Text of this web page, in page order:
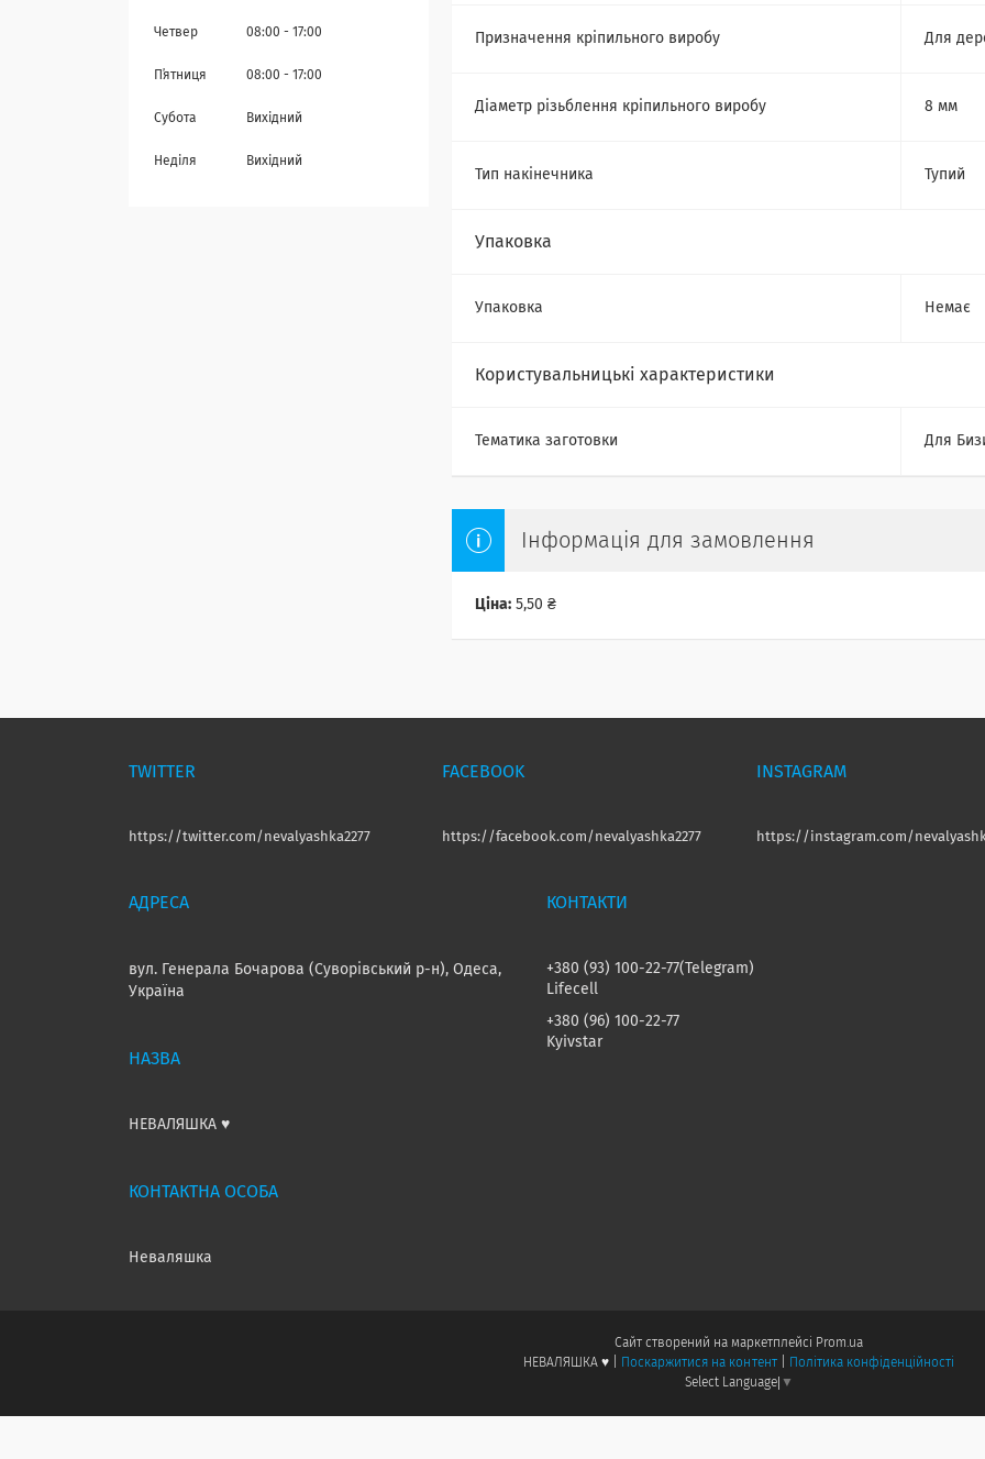
Призначення кріпильного виробу Для
Діаметр різьблення кріпильного виробу 8 мм
Тип накінечника Тупий
Упаковка
Упаковка Немає
Користувальницькі характеристики
Тематика заготовки Для
Інформація для замовлення
Ціна: 5,50 ₴
Четвер 08:00 17:00
Пʼятниця 08:00 17:00
Субота Вихідний
Неділя Вихідний
TWITTER
https://twitter.com/nevalyashka2277
FACEBOOK
https://facebook.com/nevalyashka2277
INSTAGRAM
https://instagram.com/
вул. Генерала Бочарова (Суворівський р-н), Одеса,
Україна
НЕВАЛЯШКА ♥️
Неваляшка
+380 (93) 100-22-77
Telegram
Lifecell
+380 (96) 100-22-77
Kyivstar
Сайт створений на маркетплейсі
Prom.ua
Поскаржитися на контент
Політика конфіденційності
Select Language ▼